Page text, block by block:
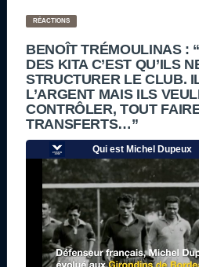
RÉACTIONS
BENOÎT TRÉMOULINAS :
DES KITA C’EST QU’ILS
STRUCTURER LE CLUB.
L’ARGENT MAIS ILS
CONTRÔLER, TOUT
TRANSFERTS…”